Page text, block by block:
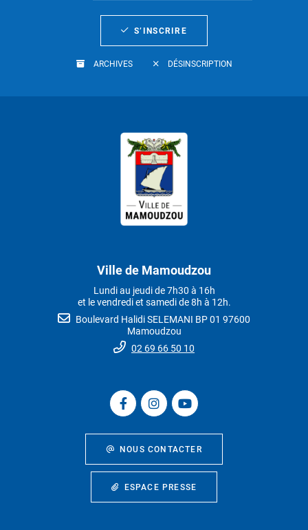
S’INSCRIRE
ARCHIVES DÉSINSCRIPTION
Ville de Mamoudzou
Lundi au jeudi de 7h30 à 16h
et le vendredi et samedi de 8h à 12h.
Boulevard Halidi SELEMANI BP 01 97600
Mamoudzou
02 69 66 50 10
NOUS CONTACTER
ESPACE PRESSE